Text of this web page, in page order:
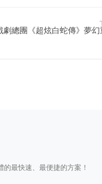
劇總團《超炫白蛇傳》夢
最快速、最便捷的方案！